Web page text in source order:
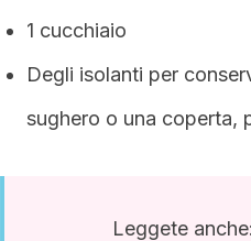
1 cucchiaio
Degli isolanti per
sughero o una coperta,
Leggete anche: